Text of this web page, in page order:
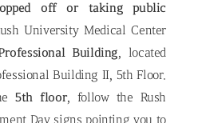
off or taking public
University Medical Center
Building , located
Building II, 5th Floor.
5th floor, follow the Rush
Day signs pointing you to